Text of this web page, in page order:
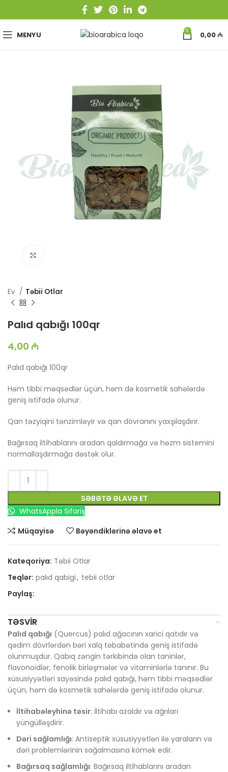
MENYU 0 0,00₼
Ev Təbii Otlar
Palıd qabığı 100qr
4,00 ₼
Palıd qabığı 100qr
Həm tibbi məqsədlər üçün, həm də kosmetik sahələrdə
geniş istifadə olunur.
Qan təzyiqini tənzimləyir və qan dövranını yaxşılaşdırır.
Bağırsaq iltihablarını aradan qaldırmağa və həzm sistemini
normallaşdırmağa dəstək olur.
SƏBƏTƏ ƏLAVƏ ET
WhatsAppla Sifariş
Müqayisə
Bəyəndiklərinə əlavə et
Kateqoriya: Təbii Otlar
Teqlər: palıd qabigi, tebii otlar
Paylaş:
TƏSVIR
Palıd qabığı (Quercus) palıd ağacının xarici qatıdır və
qədim dövrlərdən bəri xalq təbabətində geniş istifadə
olunmuşdur. Qabıq zəngin tərkibində olan taninlər,
flavonoidlər, fenolik birləşmələr və vitaminlərlə tanınır. Bu
xüsusiyyətləri sayəsində palıd qabığı, həm tibbi məqsədlər
üçün, həm də kosmetik sahələrdə geniş istifadə olunur.
İltihabəleyhinə təsir: İltihabı azaldır və ağrıları
yüngülləşdirir.
Dəri sağlamlığı: Antiseptik xüsusiyyətləri ilə yaraların və
dəri problemlərinin sağalmasına kömək edir.
Bağırsaq sağlamlığı: Bağırsaq iltihablarını aradan